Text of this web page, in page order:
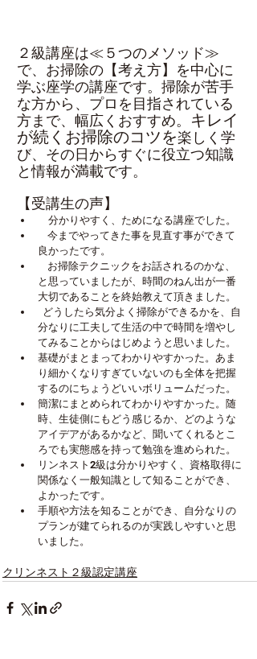
２級講座は≪５つのメソッド≫
で、お掃除の【考え方】を中心に
学ぶ座学の講座です。掃除が苦手
な方から、プロを目指されている
方まで、幅広くおすすめ。 キレイ
が続くお掃除のコツを楽しく学
び、その日からすぐに役立つ知識
と情報が満載です。
【受講生の声】
分かりやすく、ためになる講座でした。
良かったです。
と思っていましたが、時間のねん出が一番
大切であることを終始教えて頂きました。
分なりに工夫して生活の中で時間を増やし
てみることからはじめようと思いました。
基礎がまとまってわかりやすかった。あま
り細かくなりすぎていないのも全体を把握
するのにちょうどいいボリュームだった。
簡潔にまとめられてわかりやすかった。随
時、生徒側にもどう感じるか、どのような
アイデアがあるかなど、聞いてくれるとこ
ろでも実態感を持って勉強を進められた。
リンネスト2級は分かりやすく、資格取得に
関係なく一般知識として知ることができ、
よかったです。
手順や方法を知ることができ、自分なりの
プランが建てられるのが実践しやすいと思
いました。
クリンネスト２級認定講座